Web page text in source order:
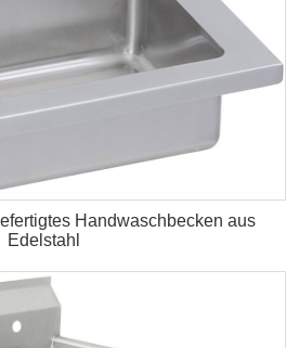
Handwaschbecken aus
Edelstahl